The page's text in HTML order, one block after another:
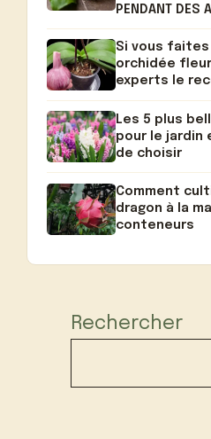
PENDANT DES
Si vous
orchidée
experts le
Les 5 plus
pour le jardin
de choisir
Comment
dragon à la
conteneurs
Rechercher